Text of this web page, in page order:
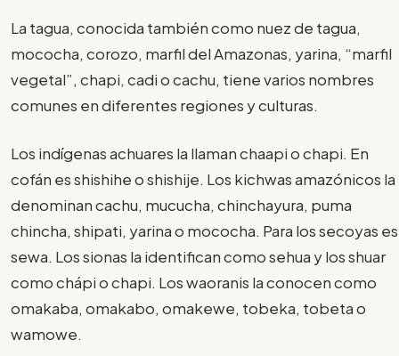
La tagua, conocida también como nuez de tagua,
mococha, corozo, marfil del Amazonas, yarina, “marfil
vegetal”, chapi, cadi o cachu, tiene varios nombres
comunes en diferentes regiones y culturas.
Los indígenas achuares la llaman chaapi o chapi. En
cofán es shishihe o shishije. Los kichwas amazónicos la
denominan cachu, mucucha, chinchayura, puma
chincha, shipati, yarina o mococha. Para los secoyas es
sewa. Los sionas la identifican como sehua y los shuar
como chápi o chapi. Los waoranis la conocen como
omakaba, omakabo, omakewe, tobeka, tobeta o
wamowe.